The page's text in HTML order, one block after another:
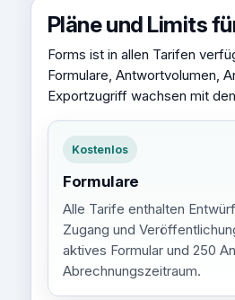
Pläne und Limits
Forms ist in allen Tarifen
Formulare, Antwortvolumen,
Exportzugriff wachsen mit
Kostenlos
Formulare
Alle Tarife enthalten
Zugang und
aktives Formular und 250
Abrechnungszeitraum.